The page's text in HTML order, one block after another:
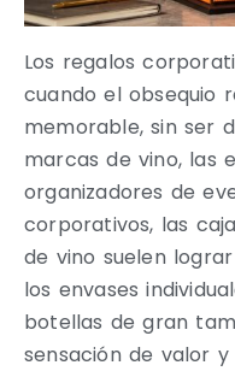
Los regalos
cuando el obsequio
memorable, sin ser
marcas de vino, las
organizadores de
corporativos, las
de vino suelen
los envases
botellas de gran
sensación de valor